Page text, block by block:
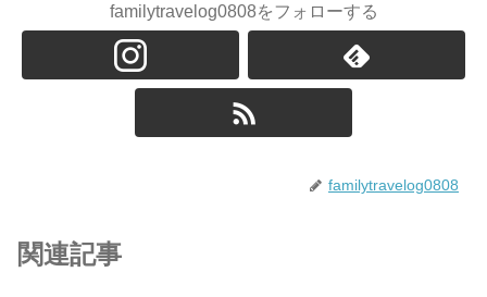
familytravelog0808をフォローする
familytravelog0808
関連記事